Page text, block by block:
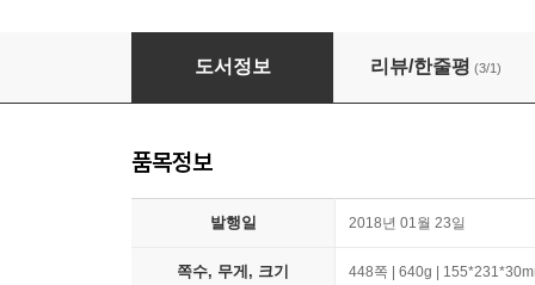
12 Rules for Life: An Antidote to Chaos
도서정보 리뷰/한줄평 (3/1)
품목정보
발행일 2018년 01월 23일
쪽수, 무게, 크기 448쪽 | 640g |